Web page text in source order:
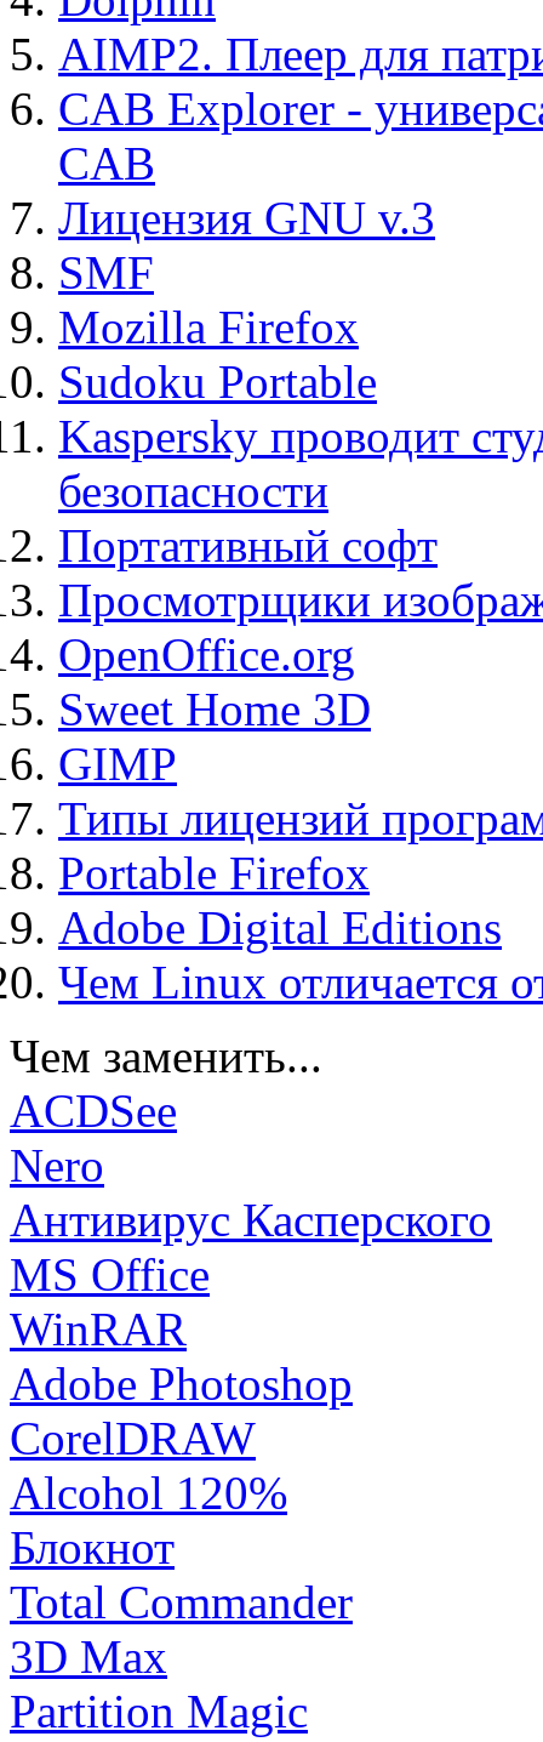
AIMP2. Плеер для
CAB Explorer -
CAB
Лицензия GNU v.3
SMF
Mozilla Firefox
Sudoku Portable
Kaspersky проводит
безопасности
Портативный софт
Просмотрщики
OpenOffice.org
Sweet Home 3D
GIMP
Типы лицензий
Portable Firefox
Adobe Digital Editions
Чем Linux отличается
Чем заменить...
ACDSee
Nero
Антивирус Касперского
MS Office
WinRAR
Adobe Photoshop
CorelDRAW
Alcohol 120%
Блокнот
Total Commander
3D Max
Partition Magic